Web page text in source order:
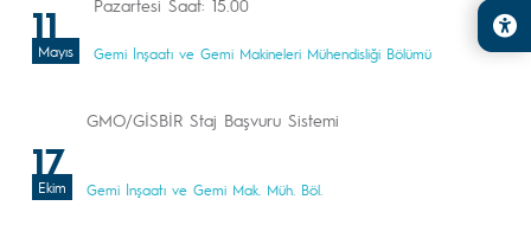
11
Mayıs
Pazartesi Saat: 15.00
Gemi İnşaatı ve Gemi Makineleri Mühendisliği Bölümü
17
Ekim
GMO/GİSBİR Staj Başvuru Sistemi
Gemi İnşaatı ve Gemi Mak. Müh. Böl.